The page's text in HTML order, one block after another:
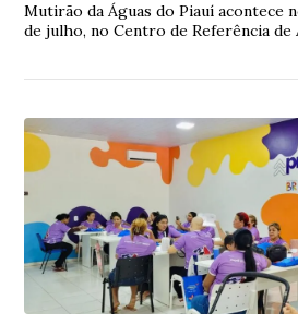
Mutirão da Águas do Piauí acontece
de julho, no Centro de Referência de